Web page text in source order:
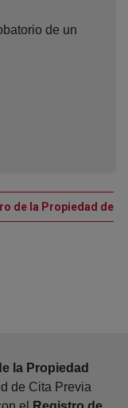
de un
de la Propiedad de
nueva
la Propiedad
de Cita Previa